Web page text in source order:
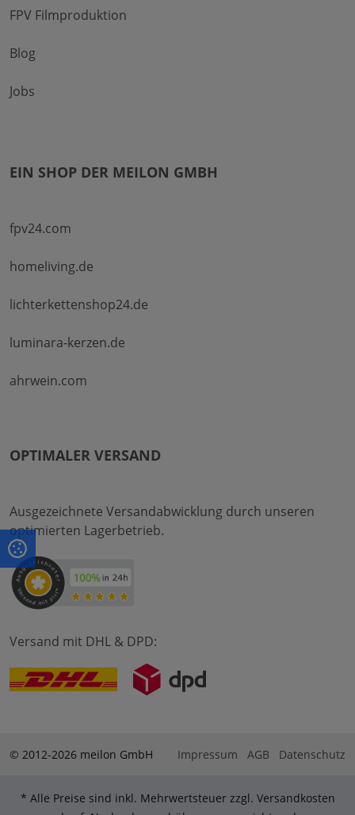
FPV Filmproduktion
Blog
Jobs
EIN SHOP DER MEILON GMBH
fpv24.com
homeliving.de
lichterkettenshop24.de
luminara-kerzen.de
ahrwein.com
OPTIMALER VERSAND
Ausgezeichnete Versandabwicklung durch unseren
optimierten Lagerbetrieb.
Versand mit DHL & DPD:
© 2012-2026 meilon GmbH Impressum AGB Datenschutz
* Alle Preise sind inkl. Mehrwertsteuer zzgl. Versandkosten